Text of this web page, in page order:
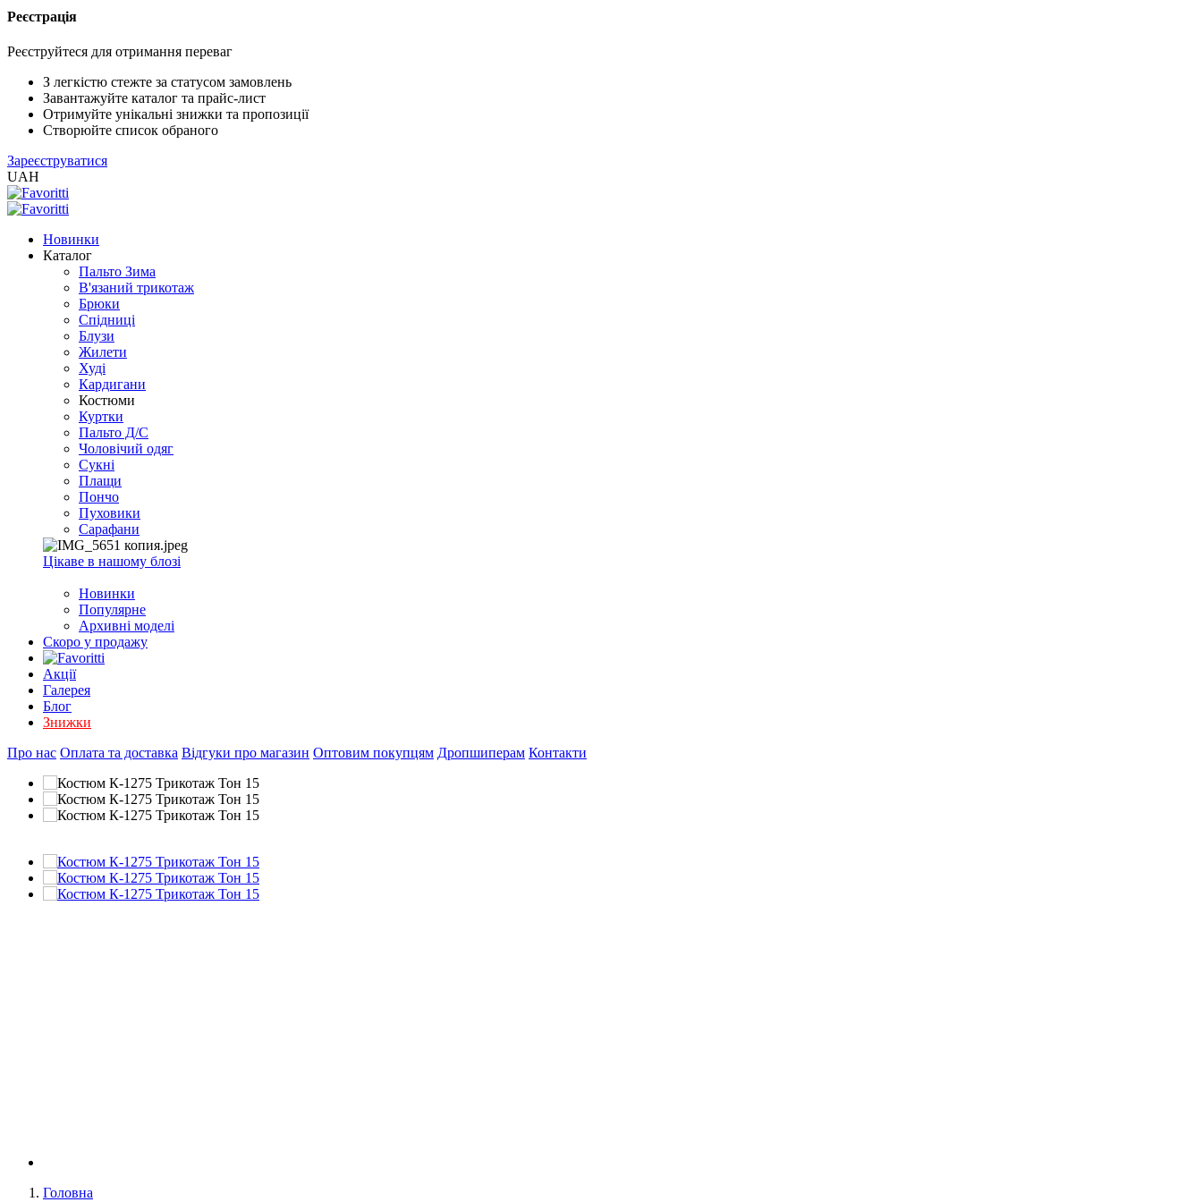
Реєстрація
Реєструйтеся для отримання переваг
З легкістю стежте за статусом замовлень
Завантажуйте каталог та прайс-лист
Отримуйте унікальні знижки та пропозиції
Створюйте список обраного
Зареєструватися
UAH
Новинки
Каталог
Пальто Зима
В'язаний трикотаж
Брюки
Спідниці
Блузи
Жилети
Худі
Кардигани
Костюми
Куртки
Пальто Д/С
Чоловічий одяг
Сукні
Плащи
Пончо
Пуховики
Сарафани
Цікаве в нашому блозі
Новинки
Популярне
Архивні моделі
Скоро у продажу
Акції
Галерея
Блог
Знижки
Про нас Оплата та доставка Відгуки про магазин Оптовим покупцям Дропшиперам Контакти
Головна
/
2005
(Розн.)
/
EXCEL
2005
(Опт)
XLSX